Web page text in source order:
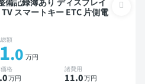
スマートキー ETC 片側電
額
.0 万円
格
.0万円
諸費用
11.0万円